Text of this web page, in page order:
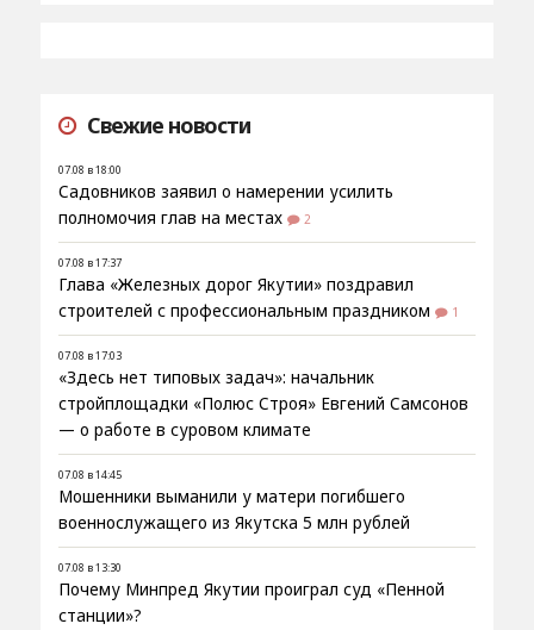
Свежие новости
07.08 в 18:00
Садовников заявил о намерении усилить
полномочия глав на местах
2
07.08 в 17:37
Глава «Железных дорог Якутии» поздравил
строителей с профессиональным праздником
1
07.08 в 17:03
«Здесь нет типовых задач»: начальник
стройплощадки «Полюс Строя» Евгений Самсонов
— о работе в суровом климате
07.08 в 14:45
Мошенники выманили у матери погибшего
военнослужащего из Якутска 5 млн рублей
07.08 в 13:30
Почему Минпред Якутии проиграл суд «Пенной
станции»?